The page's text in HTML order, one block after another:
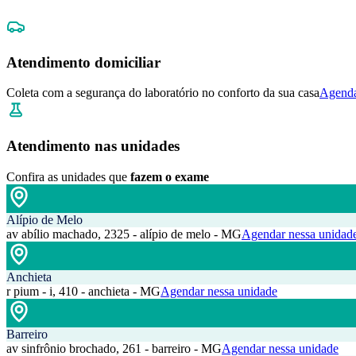
Atendimento domiciliar
Coleta com a segurança do laboratório no conforto da sua casa
Atendimento nas unidades
Confira as unidades que fazem o exame
Alípio de Melo
av abílio machado, 2325 - alípio de melo - MGAgendar nessa
Anchieta
r pium - i, 410 - anchieta - MGAgendar nessa unidade
Barreiro
av sinfrônio brochado, 261 - barreiro - MGAgendar nessa unidade